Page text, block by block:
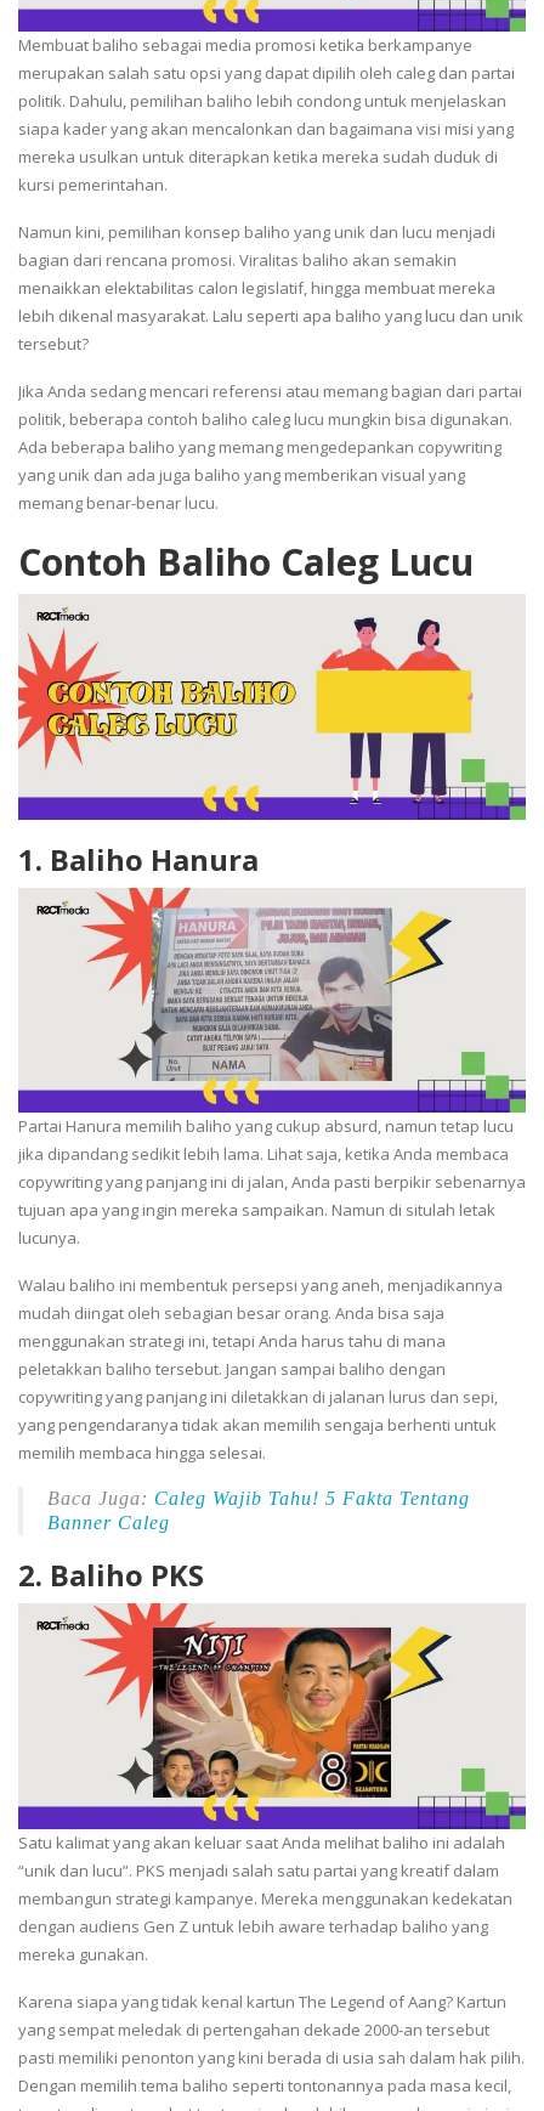
Membuat baliho sebagai media promosi ketika berkampanye
merupakan salah satu opsi yang dapat dipilih oleh caleg dan partai
politik. Dahulu, pemilihan baliho lebih condong untuk menjelaskan
siapa kader yang akan mencalonkan dan bagaimana visi misi yang
mereka usulkan untuk diterapkan ketika mereka sudah duduk di
kursi pemerintahan.
Namun kini, pemilihan konsep baliho yang unik dan lucu menjadi
bagian dari rencana promosi. Viralitas baliho akan semakin
menaikkan elektabilitas calon legislatif, hingga membuat mereka
lebih dikenal masyarakat. Lalu seperti apa baliho yang lucu dan unik
tersebut?
Jika Anda sedang mencari referensi atau memang bagian dari partai
politik, beberapa contoh baliho caleg lucu mungkin bisa digunakan.
Ada beberapa baliho yang memang mengedepankan copywriting
yang unik dan ada juga baliho yang memberikan visual yang
memang benar-benar lucu.
Contoh Baliho Caleg Lucu
1. Baliho Hanura
Partai Hanura memilih baliho yang cukup absurd, namun tetap lucu
jika dipandang sedikit lebih lama. Lihat saja, ketika Anda membaca
copywriting yang panjang ini di jalan, Anda pasti berpikir sebenarnya
tujuan apa yang ingin mereka sampaikan. Namun di situlah letak
lucunya.
Walau baliho ini membentuk persepsi yang aneh, menjadikannya
mudah diingat oleh sebagian besar orang. Anda bisa saja
menggunakan strategi ini, tetapi Anda harus tahu di mana
peletakkan baliho tersebut. Jangan sampai baliho dengan
copywriting yang panjang ini diletakkan di jalanan lurus dan sepi,
yang pengendaranya tidak akan memilih sengaja berhenti untuk
memilih membaca hingga selesai.
Baca Juga: Caleg Wajib Tahu! 5 Fakta Tentang
Banner Caleg
2. Baliho PKS
Satu kalimat yang akan keluar saat Anda melihat baliho ini adalah
“unik dan lucu”. PKS menjadi salah satu partai yang kreatif dalam
membangun strategi kampanye. Mereka menggunakan kedekatan
dengan audiens Gen Z untuk lebih aware terhadap baliho yang
mereka gunakan.
Karena siapa yang tidak kenal kartun The Legend of Aang? Kartun
yang sempat meledak di pertengahan dekade 2000-an tersebut
pasti memiliki penonton yang kini berada di usia sah dalam hak pilih.
Dengan memilih tema baliho seperti tontonannya pada masa kecil,